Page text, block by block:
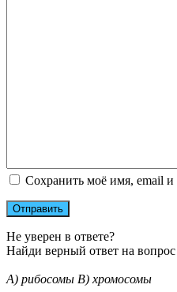
Сохранить моё имя, email и
Не уверен в ответе?
Найди верный ответ на вопрос
А) рибосомы В) хромосомы